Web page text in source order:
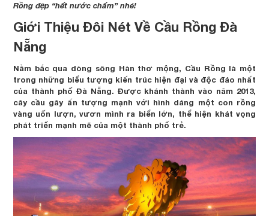
Rồng đẹp “hết nước chấm” nhé!
Giới Thiệu Đôi Nét Về Cầu Rồng Đà
Nẵng
Nằm bắc qua dòng sông Hàn thơ mộng, Cầu Rồng là một
trong những biểu tượng kiến trúc hiện đại và độc đáo nhất
của thành phố Đà Nẵng. Được khánh thành vào năm 2013,
cây cầu gây ấn tượng mạnh với hình dáng một con rồng
vàng uốn lượn, vươn mình ra biển lớn, thể hiện khát vọng
phát triển mạnh mẽ của một thành phố trẻ.